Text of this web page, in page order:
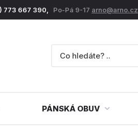
773 667 390, Po-Pá 9-17 arno@arno.cz
PÁNSKÁ OBUV